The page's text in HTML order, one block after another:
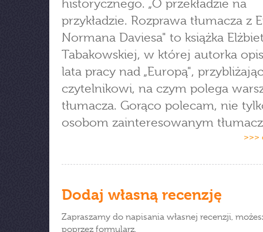
historycznego. „O przekładzie na
przykładzie. Rozprawa tłumacza z
Normana Daviesa" to książka
Tabakowskiej, w której autorka
lata pracy nad „Europą", przybliżając
czytelnikowi, na czym polega
tłumacza. Gorąco polecam, nie
osobom zainteresowanym
>>>
Dodaj własną recenzję
Zapraszamy do napisania własnej recenzji,
poprzez formularz.